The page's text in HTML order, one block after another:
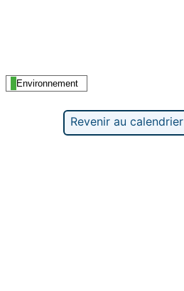
Environnement
Revenir au calendrier